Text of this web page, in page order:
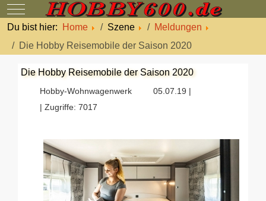
Mobile Menu Toggle
Du bist hier:
Home Szene
Meldungen
Die Hobby Reisemobile der Saison 2020
Die Hobby Reisemobile der Saison 2020
Hobby-Wohnwagenwerk
05.07.19 |
| Zugriffe: 7017